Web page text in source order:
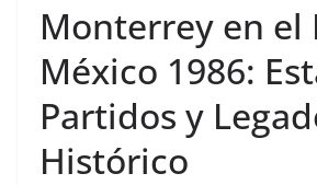
Monterrey en el
México 1986:
Partidos y
Histórico